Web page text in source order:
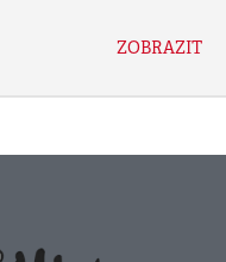
ZOBRAZIT